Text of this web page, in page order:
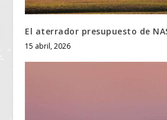
El aterrador presupuesto de
15 abril, 2026